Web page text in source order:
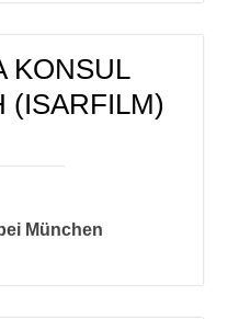
KONSUL
(ISARFILM)
München